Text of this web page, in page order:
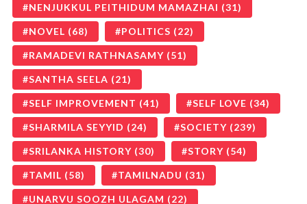
NENJUKKUL PEITHIDUM MAMAZHAI (31)
NOVEL (68) POLITICS (22)
RAMADEVI RATHNASAMY (51)
SANTHA SEELA (21)
SELF IMPROVEMENT (41) SELF LOVE (34)
SHARMILA SEYYID (24) SOCIETY (239)
SRILANKA HISTORY (30) STORY (54)
TAMIL (58) TAMILNADU (31)
UNARVU SOOZH ULAGAM (22)